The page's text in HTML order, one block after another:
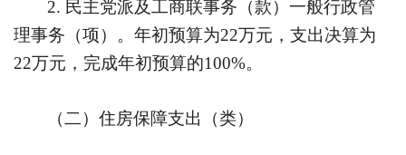
2. 民主党派及工商联事务（款）一般行政管
理事务（项）。年初预算为22万元，支出决算为
22万元，完成年初预算的100%。
（二）住房保障支出（类）